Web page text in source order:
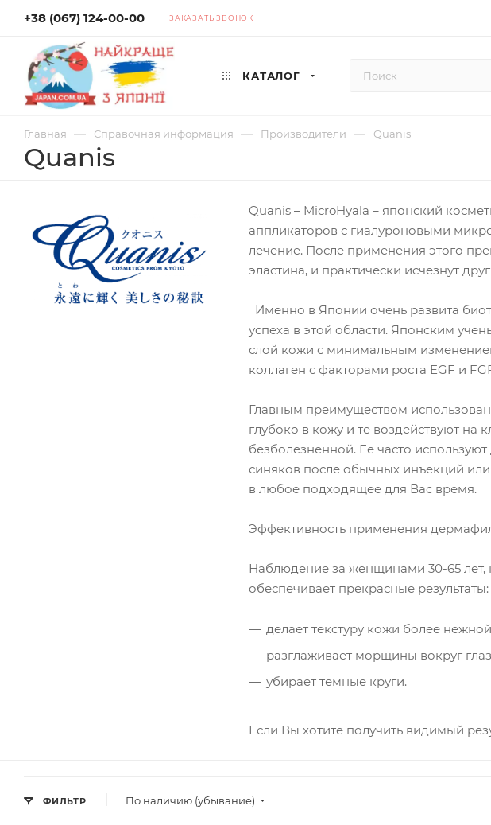
+38 (067) 124-00-00 ЗАКАЗАТЬ ЗВОНОК
КАТАЛОГ
Главная — Справочная информация — Производители — Quanis
Quanis
Quanis – MicroHyala – японский
аппликаторов с гиалуроновыми
лечение. После применения этого
эластина, и практически исчезнут
Именно в Японии очень развита
успеха в этой области. Японским
слой кожи с минимальным
коллаген с факторами роста EGF и
Главным преимуществом
глубоко в кожу и те воздействуют на
безболезненной. Ее часто
синяков после обычных инъекций
в любое подходящее для Вас время.
Эффективность применения
Наблюдение за женщинами 30-65 лет,
обеспечивает прекрасные результаты:
делает текстуру кожи более
разглаживает морщины вокруг
убирает темные круги.
Если Вы хотите получить видимый
ФИЛЬТР По наличию (убывание)